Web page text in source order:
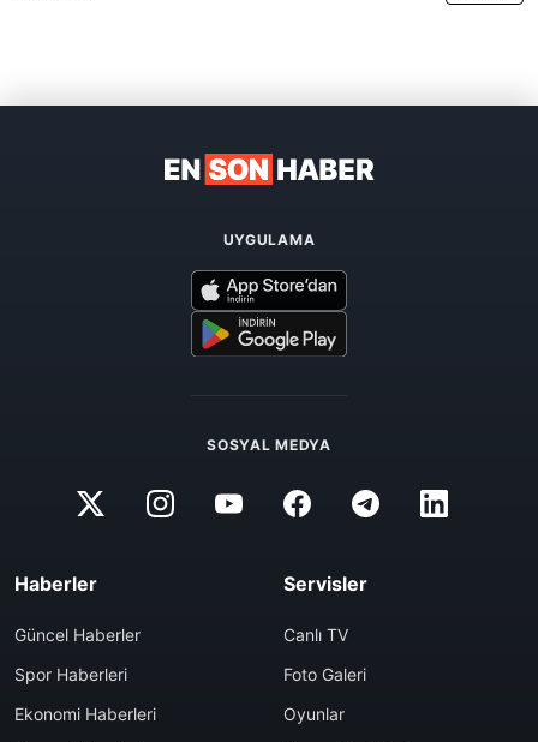
UYGULAMA
SOSYAL MEDYA
Haberler
Güncel Haberler
Spor Haberleri
Ekonomi Haberleri
Servisler
Canlı TV
Foto Galeri
Oyunlar